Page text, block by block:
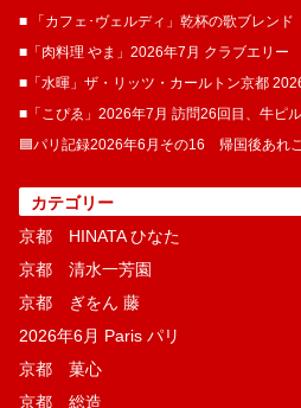
■ 「カフェ･ヴェルディ」乾杯の歌ブレンド
■「肉料理 やま」2026年7月 クラブエリー
■「水暉」ザ・リッツ・カールトン京都
■「こぴゑ」2026年7月 訪問26回目、牛ピ
🟦パリ記録2026年6月その16 帰国後あれ
カテゴリー
京都 HINATA ひなた
京都 清水一芳園
京都 ぎをん 藤
2026年6月 Paris パリ
京都 菓​心
京都 総造